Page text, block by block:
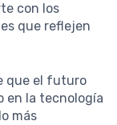
con los
que reflejen
que el futuro
en la tecnología
más